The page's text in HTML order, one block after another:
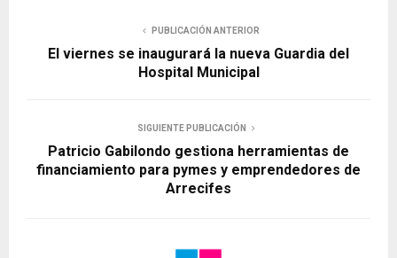
PUBLICACIÓN ANTERIOR
El viernes se inaugurará la nueva Guardia del
Hospital Municipal
SIGUIENTE PUBLICACIÓN
Patricio Gabilondo gestiona herramientas de
financiamiento para pymes y emprendedores de
Arrecifes